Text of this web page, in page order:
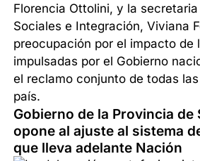
Florencia Ottolini, y la
Sociales e Integración, Viviana
preocupación por el impacto de
impulsadas por el Gobierno
el reclamo conjunto de todas
país.
Gobierno de la Provincia de
opone al ajuste al sistema
que lleva adelante Nación